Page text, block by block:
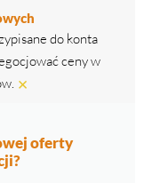
do konta
ceny w
×
oferty